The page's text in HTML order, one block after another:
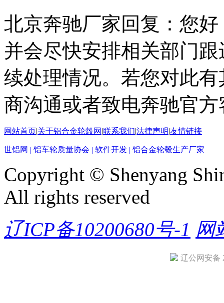
北京奔驰厂家回复：您
并会尽快安排相关部门
续处理情况。若您对此
商沟通或者致电奔驰官方
网站首页|关于铝合金轮毂网 |联系我们|法律声明|友情链接
世铝网 | 铝车轮质量协会 | 软件开发 | 铝合金轮毂生产厂家
Copyright © Shenyang
All rights reserved
辽ICP备10200680号-1 网
辽公网安备